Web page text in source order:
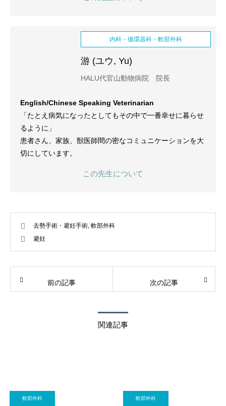
内科・循環器科・軟部外科
游 (ユウ, Yu)
HALU代官山動物病院 院長
English/Chinese Speaking Veterinarian
「たとえ病気になったとしてもその中で一番幸せに暮らせ
るように」
患者さん、家族、獣医師間の密なコミュニケーションを大
切にしています。
この先生について
去勢手術・避妊手術, 軟部外科
避妊
前の記事 次の記事
関連記事
軟部外科 軟部外科